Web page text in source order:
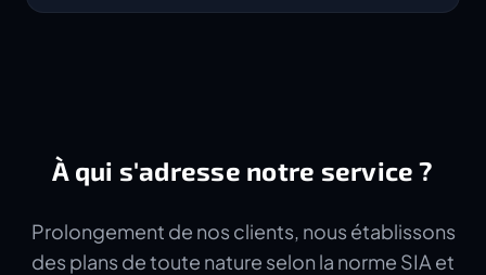
À qui s'adresse notre service ?
Prolongement de nos clients, nous établissons
des plans de toute nature selon la norme SIA et